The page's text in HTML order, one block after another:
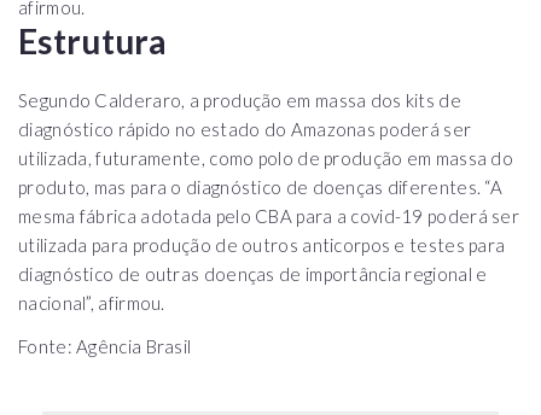
afirmou.
Estrutura
Segundo Calderaro, a produção em massa dos kits de
diagnóstico rápido no estado do Amazonas poderá ser
utilizada, futuramente, como polo de produção em massa do
produto, mas para o diagnóstico de doenças diferentes. “A
mesma fábrica adotada pelo CBA para a covid-19 poderá ser
utilizada para produção de outros anticorpos e testes para
diagnóstico de outras doenças de importância regional e
nacional”, afirmou.
Fonte: Agência Brasil